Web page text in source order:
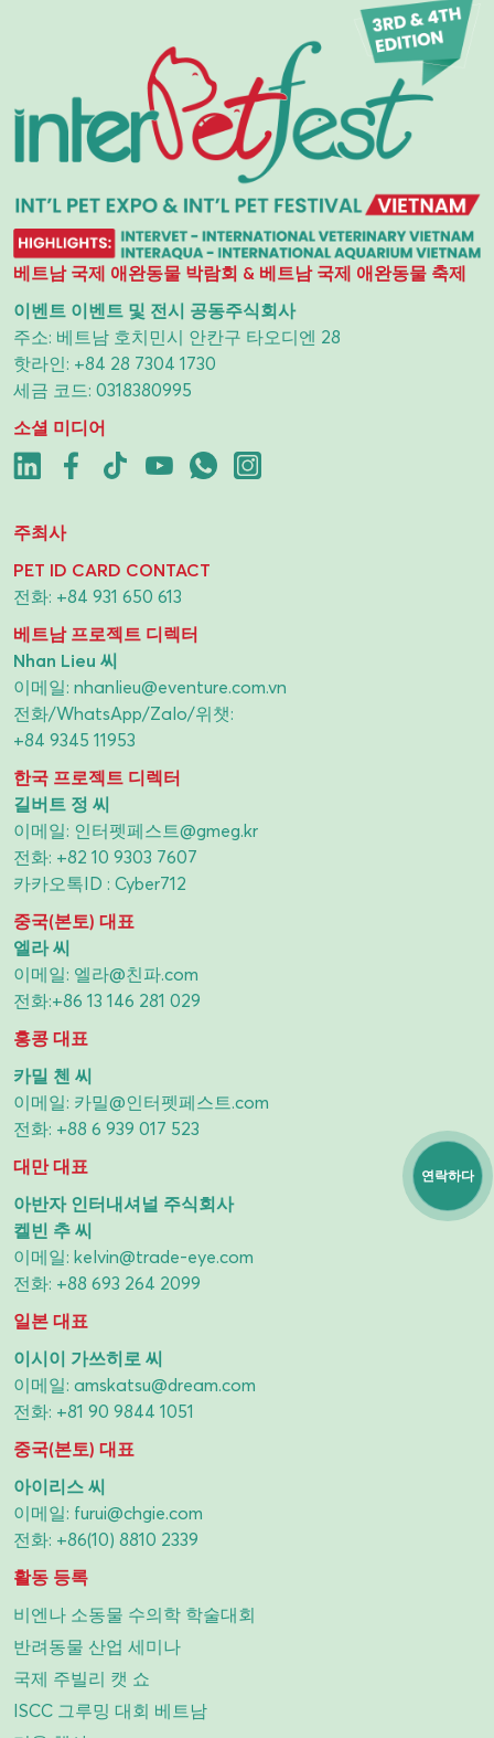
베트남 국제 애완동물 박람회 & 베트남 국제 애완동물 축제
이벤트 이벤트 및 전시 공동주식회사
주소: 베트남 호치민시 안칸구 타오디엔 28
핫라인: +84 28 7304 1730
세금 코드: 0318380995
소셜 미디어
주최사
PET ID CARD CONTACT
전화: +84 931 650 613
베트남 프로젝트 디렉터
Nhan Lieu 씨
이메일: nhanlieu@eventure.com.vn
전화/WhatsApp/Zalo/위챗:
+84 9345 11953
한국 프로젝트 디렉터
길버트 정 씨
이메일: 인터펫페스트@gmeg.kr
전화: +82 10 9303 7607
카카오톡ID : Cyber712
중국(본토) 대표
엘라 씨
이메일: 엘라@친파.com
전화:+86 13 146 281 029
홍콩 대표
카밀 첸 씨
이메일: 카밀@인터펫페스트.com
전화: +88 6 939 017 523
대만 대표
아반자 인터내셔널 주식회사
켈빈 추 씨
이메일: kelvin@trade-eye.com
전화: +88 693 264 2099
일본 대표
이시이 가쓰히로 씨
이메일: amskatsu@dream.com
전화: +81 90 9844 1051
중국(본토) 대표
아이리스 씨
이메일: furui@chgie.com
전화: +86(10) 8810 2339
활동 등록
비엔나 소동물 수의학 학술대회
반려동물 산업 세미나
국제 주빌리 캣 쇼
ISCC 그루밍 대회 베트남
연락하다